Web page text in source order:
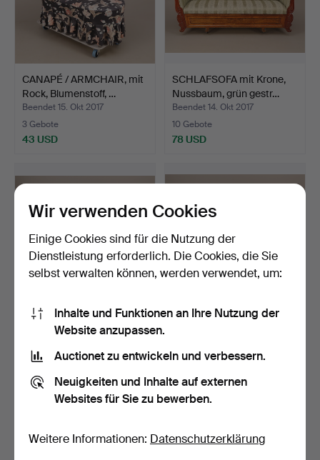
CANAPÉ / ARMCHAIR, mit
Rock, Blumenstoff, …
Beendet 15. Okt 2017
3 Gebote
43 USD
SCHLAFSOFA mit Krone,
Nussbaum, grün gestr…
Beendet 14. Okt 2017
10 Gebote
78 USD
SOFA-GRUPPE, 2 Teile,
geformter Goldplüsch…
3 Gebote
43 USD
SOFA-GRUPPE, 4 Teile,
143 USD
Wir verwenden Cookies
Einige Cookies sind für die Nutzung der
Dienstleistung erforderlich. Die Cookies, die Sie
selbst verwalten können, werden verwendet, um:
Inhalte und Funktionen an Ihre Nutzung der
Website anzupassen.
Auctionet zu entwickeln und verbessern.
Neuigkeiten und Inhalte auf externen
Websites für Sie zu bewerben.
Weitere Informationen: Datenschutzerklärung